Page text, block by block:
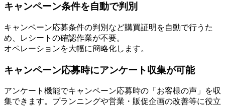
キャンペーン条件を自動で判別
キャンペーン応募条件の判別など購買証明を自動で行うた
め、レシートの確認作業が不要。
オペレーションを大幅に簡略化します。
キャンペーン応募時にアンケート収集が可能
アンケート機能でキャンペーン応募時の「お客様の声」を収
集できます。プランニングや営業・販促企画の改善等に役立